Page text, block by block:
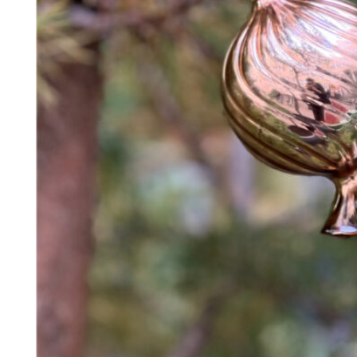
248DKKTilføj til kurv
Kasse